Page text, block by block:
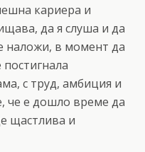
кариера и
да я слуша и да
наложи, в момент да
с труд, амбиция и
че е дошло време да
щастлива и